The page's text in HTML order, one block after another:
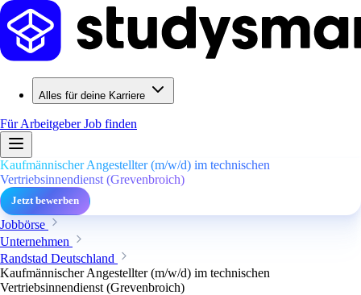
Alles für deine Karriere
Für ArbeitgeberJob finden
Kaufmännischer Angestellter (m/w/d) im technischen
Vertriebsinnendienst (Grevenbroich)
Jetzt bewerben
Jobbörse
Unternehmen
Randstad Deutschland
Kaufmännischer Angestellter (m/w/d) im technischen
Vertriebsinnendienst (Grevenbroich)